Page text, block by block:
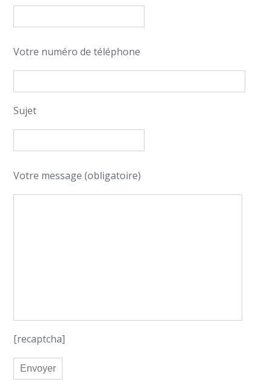
Votre numéro de téléphone
Sujet
Votre message (obligatoire)
[recaptcha]